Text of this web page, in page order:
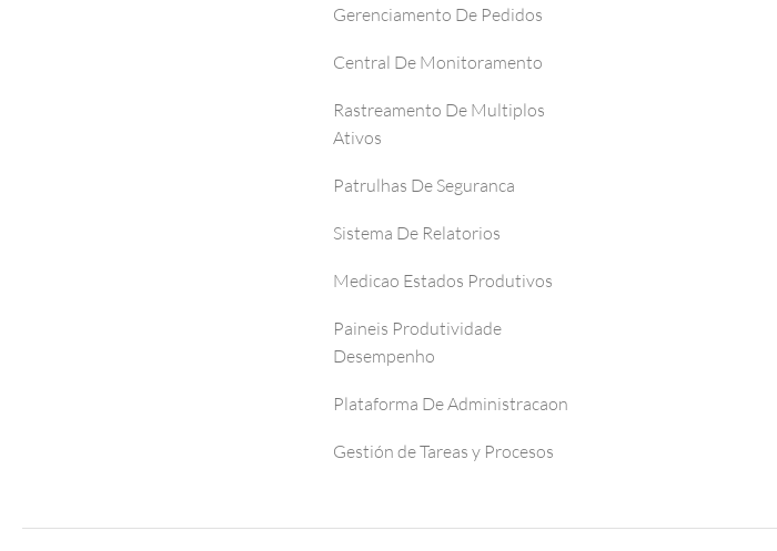
Gerenciamento De Pedidos
Central De Monitoramento
Rastreamento De Multiplos
Ativos
Patrulhas De Seguranca
Sistema De Relatorios
Medicao Estados Produtivos
Paineis Produtividade
Desempenho
Plataforma De Administracaon
Gestión de Tareas y Procesos